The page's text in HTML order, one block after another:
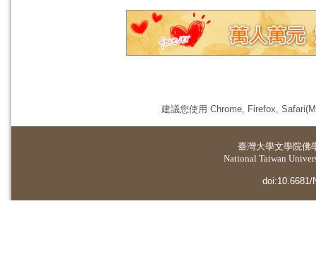
建議您使用 Chrome, Firefox,
臺灣大學文學院佛
National Taiwan
doi:10.6681/